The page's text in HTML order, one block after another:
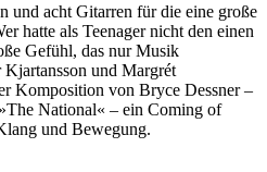
und acht Gitarren für die eine große
hatte als Teenager nicht den einen
Gefühl, das nur Musik
Kjartansson und Margrét
Komposition von Bryce Dessner –
National« – ein Coming of
und Bewegung.